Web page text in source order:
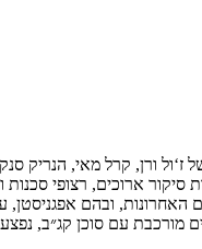
ז‘ול ורן, קרל מאי, הנריק
סיקור ארוכים, רצופי
ובהם אפגניסטן,
עם סוכן קג״ב,